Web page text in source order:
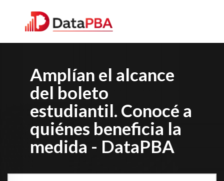
Amplían el alcance
del boleto
estudiantil. Conocé a
quiénes beneficia la
medida - DataPBA